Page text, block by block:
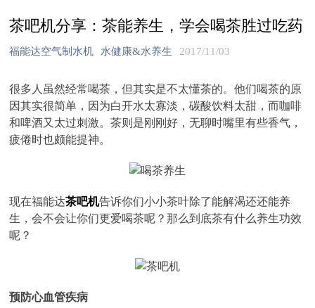
茶吧机分享：茶能养生，学会喝茶胜过吃药
福能达空气制水机 水健康&水养生 2017/11/03
很多人虽然经常喝茶，但其实是不太懂茶的。他们喝茶的原
因其实很简单，因为白开水太寡淡，碳酸饮料太甜，而咖啡
和啤酒又太过刺激。茶则是刚刚好，无聊时嘴里有些香气，
疲倦时也颇能提神。
现在福能达茶吧机告诉你们小小茶叶除了能解渴还还能养
生，会不会让你们更爱喝茶呢？那么到底茶有什么养生功效
呢？
预防心血管疾病